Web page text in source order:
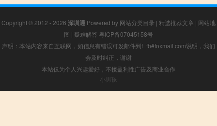
Copyright © 2012 - 2026 深圳通 Powered by 网站分类目录 | 精选推荐文章 | 网站地
图 | 疑难解答 粤ICP备07045158号
声明：本站内容来自互联网，如信息有错误可发邮件到f_fb#foxmail.com说明，我们
会及时纠正，谢谢
本站仅为个人兴趣爱好，不接盈利性广告及商业合作
小男孩